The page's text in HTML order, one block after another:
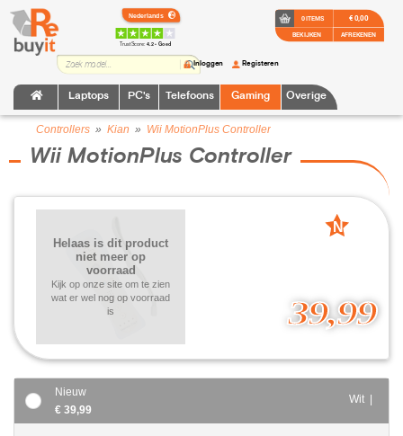
TrustScore:4.2 • Goed
Laptops PC's Telefoons Gaming Overige
Inloggen Registeren
0 ITEMS
BEKIJKEN
€ 0,00
AFREKENEN
Controllers » Kian » Wii MotionPlus Controller
Wii MotionPlus Controller
39,99
Helaas is dit product
niet meer op
voorraad
Kijk op onze site om te zien
wat er wel nog op voorraad
is
N
Nieuw
€ 39,99
Wit |